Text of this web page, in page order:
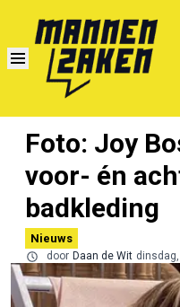
Foto: Joy
voor- én
badkleding
Nieuws
door Daan de Wit